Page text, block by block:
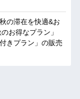
の滞在を快適&お
お得なプラン」
きプラン」の販売